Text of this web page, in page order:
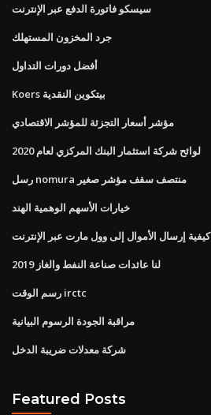
سيسكو فاتورة الدفع عبر الإنترنت
جرد المخزون المستهلك
أفضل دورات التداول
Koers بيتكوين النقدية
مؤشر أسعار التجزئة للمؤشر الاقتصادي
لوائح شركة استثمار البنك المركزي لعام 2020
رسل nomura منتصف سقف مؤشر صغير
خيارات الأسهم الوهمية الهند
كيفية إرسال الأموال إلى وول مارت عبر الإنترنت
لنا عائدات صناعة النفط والغاز 2019
رسم الوقت irctc
مراقبة الجودة الرسوم البيانية
شركة معدلات ضريبة الدخل
Featured Posts